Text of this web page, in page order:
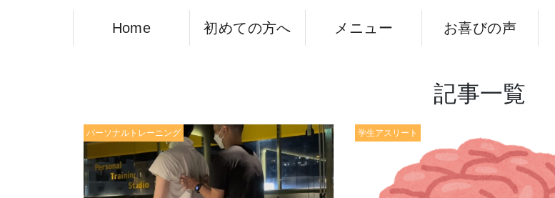
Home 初めての方へ メニュー お喜びの声
記事一覧
パーソナルトレーニング 学生アスリート